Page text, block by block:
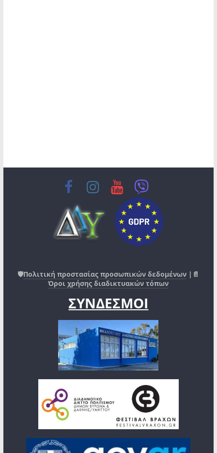
🛡️Πολιτική προστασίας προσωπικών δεδομένων |📄
Όροι χρήσης διαδικτυακών τόπων
ΣΥΝΔΕΣΜΟΙ